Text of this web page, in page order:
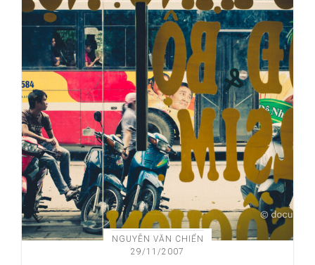
NGUYỄN VĂN CHIỂN
29/11/2007